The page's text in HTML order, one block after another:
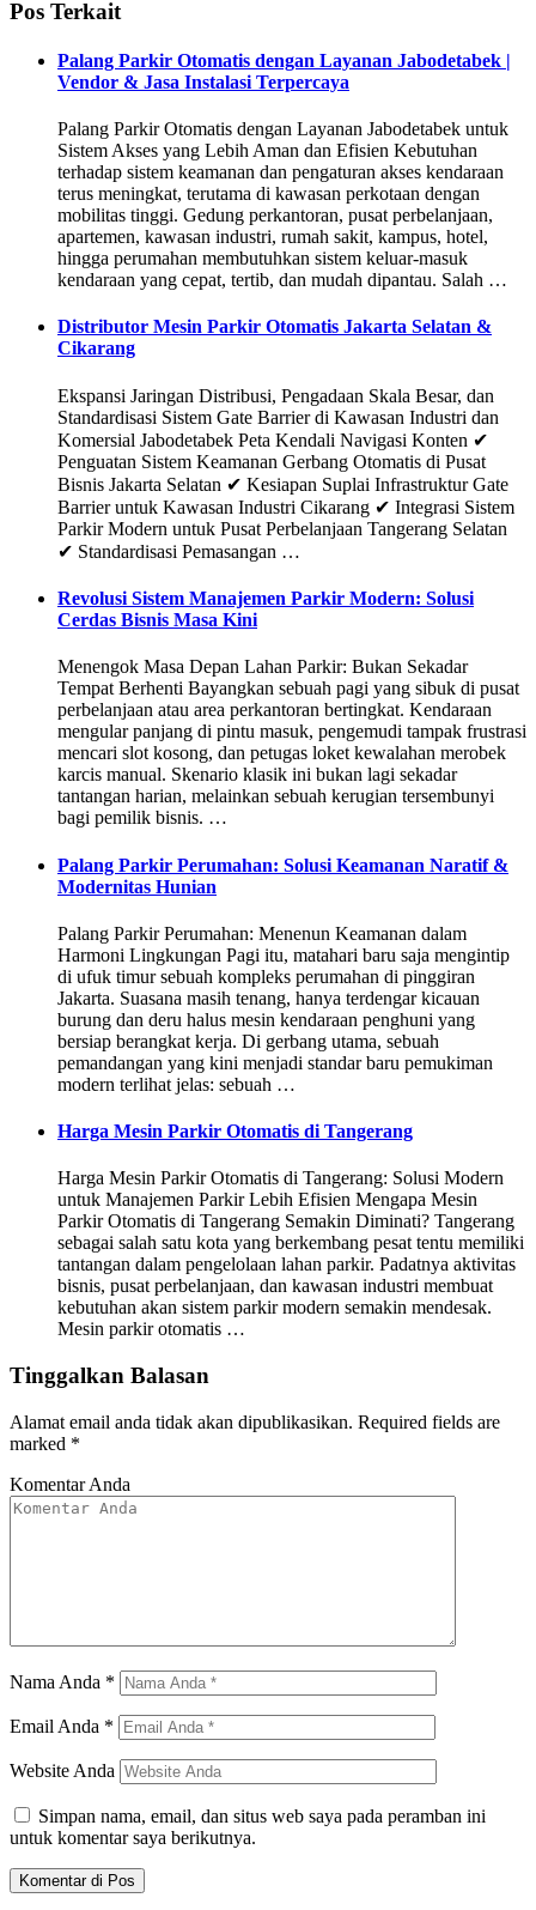
Pos Terkait
Palang Parkir Otomatis dengan Layanan Jabodetabek |
Vendor & Jasa Instalasi Terpercaya
Palang Parkir Otomatis dengan Layanan Jabodetabek untuk
Sistem Akses yang Lebih Aman dan Efisien Kebutuhan
terhadap sistem keamanan dan pengaturan akses kendaraan
terus meningkat, terutama di kawasan perkotaan dengan
mobilitas tinggi. Gedung perkantoran, pusat perbelanjaan,
apartemen, kawasan industri, rumah sakit, kampus, hotel,
hingga perumahan membutuhkan sistem keluar-masuk
kendaraan yang cepat, tertib, dan mudah dipantau. Salah …
Distributor Mesin Parkir Otomatis Jakarta Selatan &
Cikarang
Ekspansi Jaringan Distribusi, Pengadaan Skala Besar, dan
Standardisasi Sistem Gate Barrier di Kawasan Industri dan
Komersial Jabodetabek Peta Kendali Navigasi Konten ✔
Penguatan Sistem Keamanan Gerbang Otomatis di Pusat
Bisnis Jakarta Selatan ✔ Kesiapan Suplai Infrastruktur Gate
Barrier untuk Kawasan Industri Cikarang ✔ Integrasi Sistem
Parkir Modern untuk Pusat Perbelanjaan Tangerang Selatan
✔ Standardisasi Pemasangan …
Revolusi Sistem Manajemen Parkir Modern: Solusi
Cerdas Bisnis Masa Kini
Menengok Masa Depan Lahan Parkir: Bukan Sekadar
Tempat Berhenti Bayangkan sebuah pagi yang sibuk di pusat
perbelanjaan atau area perkantoran bertingkat. Kendaraan
mengular panjang di pintu masuk, pengemudi tampak frustrasi
mencari slot kosong, dan petugas loket kewalahan merobek
karcis manual. Skenario klasik ini bukan lagi sekadar
tantangan harian, melainkan sebuah kerugian tersembunyi
bagi pemilik bisnis. …
Palang Parkir Perumahan: Solusi Keamanan Naratif &
Modernitas Hunian
Palang Parkir Perumahan: Menenun Keamanan dalam
Harmoni Lingkungan Pagi itu, matahari baru saja mengintip
di ufuk timur sebuah kompleks perumahan di pinggiran
Jakarta. Suasana masih tenang, hanya terdengar kicauan
burung dan deru halus mesin kendaraan penghuni yang
bersiap berangkat kerja. Di gerbang utama, sebuah
pemandangan yang kini menjadi standar baru pemukiman
modern terlihat jelas: sebuah …
Harga Mesin Parkir Otomatis di Tangerang
Harga Mesin Parkir Otomatis di Tangerang: Solusi Modern
untuk Manajemen Parkir Lebih Efisien Mengapa Mesin
Parkir Otomatis di Tangerang Semakin Diminati? Tangerang
sebagai salah satu kota yang berkembang pesat tentu memiliki
tantangan dalam pengelolaan lahan parkir. Padatnya aktivitas
bisnis, pusat perbelanjaan, dan kawasan industri membuat
kebutuhan akan sistem parkir modern semakin mendesak.
Mesin parkir otomatis …
Tinggalkan Balasan
Alamat email anda tidak akan dipublikasikan. Required fields are
marked *
Komentar Anda
Nama Anda *
Email Anda *
Website Anda
Simpan nama, email, dan situs web saya pada peramban ini
untuk komentar saya berikutnya.